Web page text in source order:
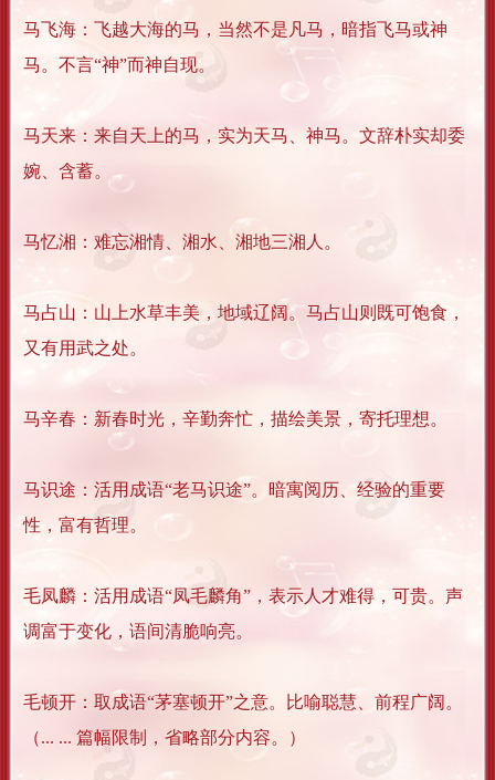
马飞海：飞越大海的马，当然不是凡马，暗指飞马或神
马。不言“神”而神自现。
马天来：来自天上的马，实为天马、神马。文辞朴实却委
婉、含蓄。
马忆湘：难忘湘情、湘水、湘地三湘人。
马占山：山上水草丰美，地域辽阔。马占山则既可饱食，
又有用武之处。
马辛春：新春时光，辛勤奔忙，描绘美景，寄托理想。
马识途：活用成语“老马识途”。暗寓阅历、经验的重要
性，富有哲理。
毛凤麟：活用成语“凤毛麟角”，表示人才难得，可贵。声
调富于变化，语间清脆响亮。
毛顿开：取成语“茅塞顿开”之意。比喻聪慧、前程广阔。
（... ... 篇幅限制，省略部分内容。）